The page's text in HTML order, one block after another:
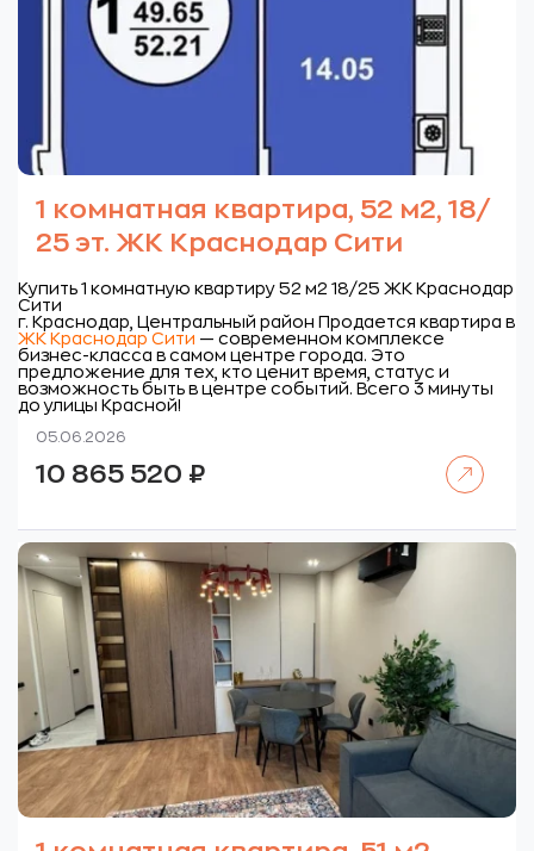
1 комнатная квартира, 52 м2, 18/
25 эт. ЖК Краснодар Сити
Купить 1 комнатную квартиру 52 м2 18/25 ЖК Краснодар
Сити
г. Краснодар, Центральный район Продается квартира в
ЖК Краснодар Сити — современном комплексе
бизнес-класса в самом центре города. Это
предложение для тех, кто ценит время, статус и
возможность быть в центре событий. Всего 3 минуты
до улицы Красной!
05.06.2026
10 865 520 ₽